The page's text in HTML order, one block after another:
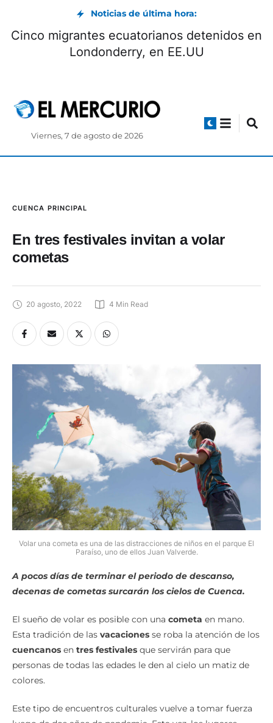
Noticias de última hora:
Ratifican sentencia contra el exagente de
policía Germán Cáceres por el femicidio de
En tres festivales invitan a volar
20 agosto, 2022 4
A pocos días de terminar el periodo de descanso,
El sueño de volar es posible con unacometaen mano.
Esta tradición de lasvacacionesse roba la atención de los
cuencanosentres festivales que servirán para que
personas de todas las edades le den al cielo un matiz de